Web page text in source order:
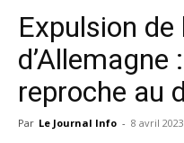
Expulsion de
d’Allemagne
reproche au
Par Le Journal Info - 8 avril 2023